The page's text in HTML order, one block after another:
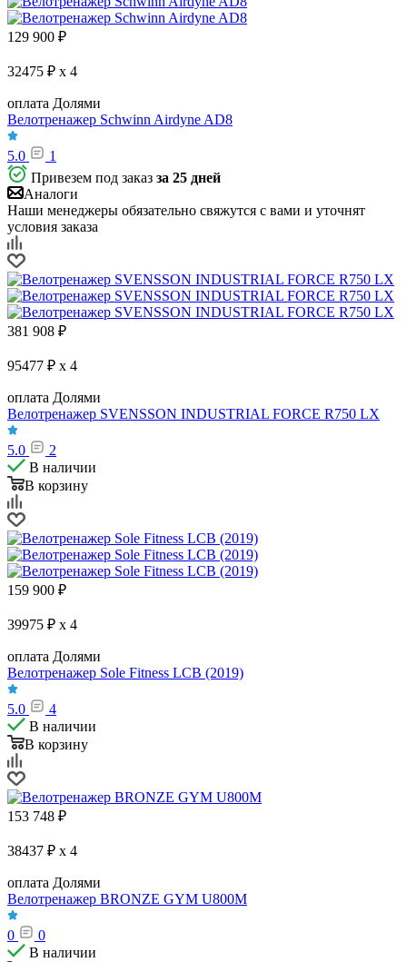
129 900 ₽
32475 ₽ x 4
оплата Долями
Велотренажер Schwinn Airdyne AD8
5.0
1
Привезем под заказ за 25 дней
Аналоги
Наши менеджеры обязательно свяжутся с вами и уточнят
условия заказа
381 908 ₽
95477 ₽ x 4
оплата Долями
Велотренажер SVENSSON INDUSTRIAL FORCE R750 LX
5.0
2
В наличии
В корзину
159 900 ₽
39975 ₽ x 4
оплата Долями
Велотренажер Sole Fitness LCB (2019)
5.0
4
В наличии
В корзину
153 748 ₽
38437 ₽ x 4
оплата Долями
Велотренажер BRONZE GYM U800M
0
0
В наличии